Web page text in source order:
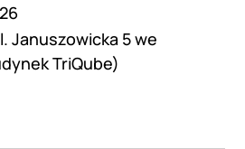
Januszowicka 5 we
TriQube)